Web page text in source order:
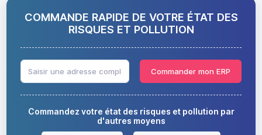
COMMANDE RAPIDE DE VOTRE ÉTAT DES
RISQUES ET POLLUTION
Commander mon ERP
Commandez votre état des risques et pollution par
d'autres moyens